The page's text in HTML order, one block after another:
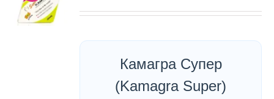
Камагра Супер
(Kamagra Super)